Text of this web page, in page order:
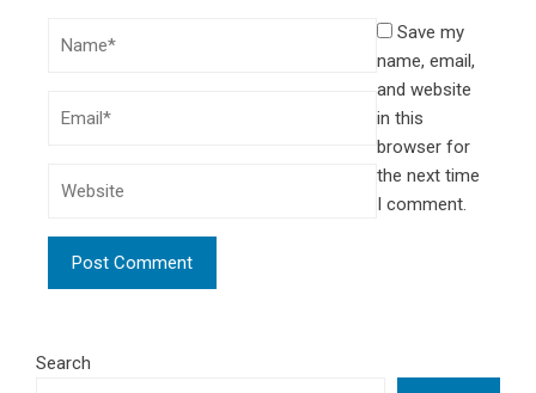
Save my
name, email,
and website
in this
browser for
the next time
I comment.
Search